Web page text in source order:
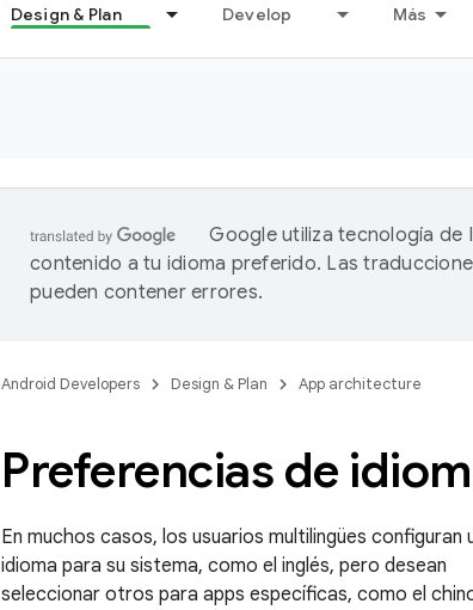
Design & Plan Develop Más
Google utiliza tecnología de
contenido a tu idioma preferido. Las
pueden contener errores.
Android Developers Design & Plan App architecture
Preferencias de
En muchos casos, los usuarios multilingües configuran
idioma para su sistema, como el inglés, pero desean
seleccionar otros para apps específicas, como el